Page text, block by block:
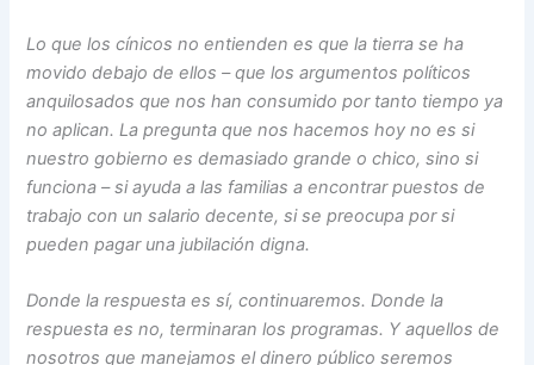
Lo que los cínicos no entienden es que la tierra se ha
movido debajo de ellos – que los argumentos políticos
anquilosados que nos han consumido por tanto tiempo ya
no aplican. La pregunta que nos hacemos hoy no es si
nuestro gobierno es demasiado grande o chico, sino si
funciona – si ayuda a las familias a encontrar puestos de
trabajo con un salario decente, si se preocupa por si
pueden pagar una jubilación digna.
Donde la respuesta es sí, continuaremos. Donde la
respuesta es no, terminaran los programas. Y aquellos de
nosotros que manejamos el dinero público seremos